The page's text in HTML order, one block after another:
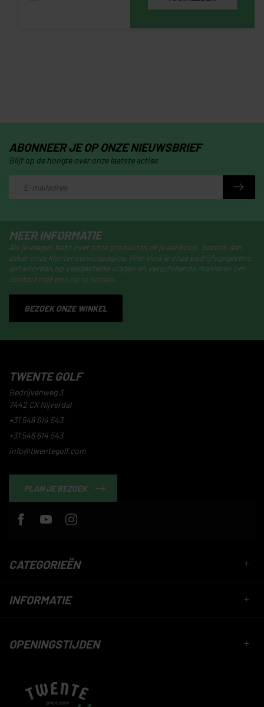
MEER INFORMATIE
Als je vragen hebt over onze producten of je aankoop, bezoek dan
zeker onze klantenservicepagina. Hier vind je onze bedrijfsgegevens,
antwoorden op veelgestelde vragen en verschillende manieren om
contact met ons op te nemen.
BEZOEK ONZE WINKEL
ABONNEER JE OP ONZE NIEUWSBRIEF
Blijf op de hoogte over onze laatste acties
TWENTE GOLF
Bedrijvenweg 3
7442 CX Nijverdal
+31 548 614 543
+31 548 614 543
info@twentegolf.com
PLAN JE BEZOEK
CATEGORIEËN
INFORMATIE
OPENINGSTIJDEN